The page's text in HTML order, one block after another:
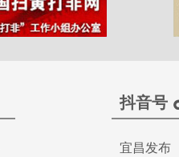
抖音号
宜昌发布